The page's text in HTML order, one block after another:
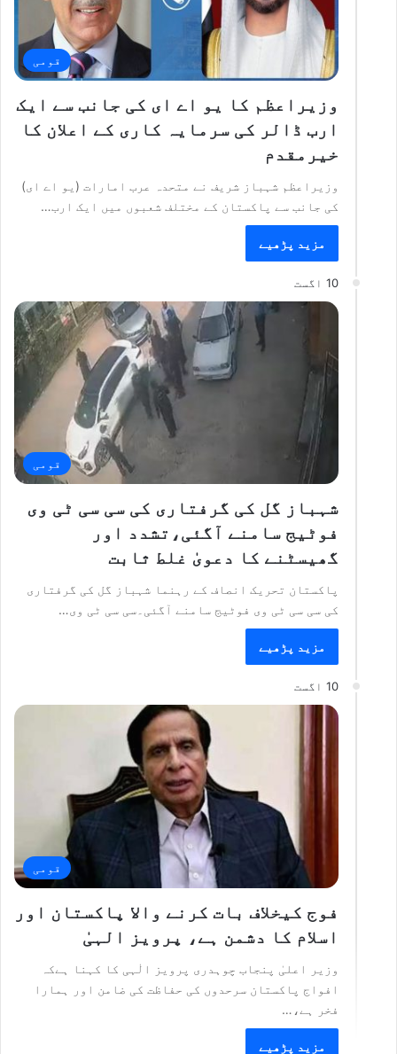
قومی
وزیراعظم کا یو اے ای کی جانب سے ایک
ارب ڈالر کی سرمایہ کاری کے اعلان کا
خیرمقدم
وزیراعظم شہباز شریف نے متحدہ عرب امارات (یو اے ای)
کی جانب سے پاکستان کے مختلف شعبوں میں ایک ارب…
مزید پڑھیے
10 اگست
قومی
شہباز گل کی گرفتاری کی سی سی ٹی وی
فوٹیج سامنے آگئی،تشدد اور
گھیسٹنے کا دعویٰ غلط ثابت
پاکستان تحریک انصاف کے رہنما شہباز گل کی گرفتاری
کی سی سی ٹی وی فوٹیج سامنے آگئی۔سی سی ٹی وی…
مزید پڑھیے
10 اگست
قومی
فوج کیخلاف بات کرنے والا پاکستان اور
اسلام کا دشمن ہے، پرویز الہیٰ
وزیر اعلیٰ پنجاب چوہدری پرویز الٰہی کا کہنا ہےکہ
افواج پاکستان سرحدوں کی حفاظت کی ضامن اور ہمارا
فخر ہے،…
مزید پڑھیے